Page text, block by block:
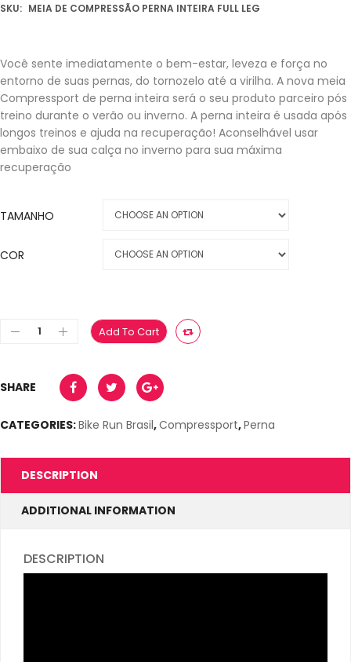
SKU: MEIA DE COMPRESSÃO PERNA INTEIRA FULL LEG
Você sente imediatamente o bem-estar, leveza e força no
entorno de suas pernas, do tornozelo até a virilha. A nova meia
Compressport de perna inteira será o seu produto parceiro pós
treino durante o verão ou inverno. A perna inteira é usada após
longos treinos e ajuda na recuperação! Aconselhável usar
embaixo de sua calça no inverno para sua máxima
recuperação
TAMANHO
COR
Add To Cart
SHARE
CATEGORIES:Bike Run Brasil,Compressport,Perna
DESCRIPTION
ADDITIONAL INFORMATION
DESCRIPTION